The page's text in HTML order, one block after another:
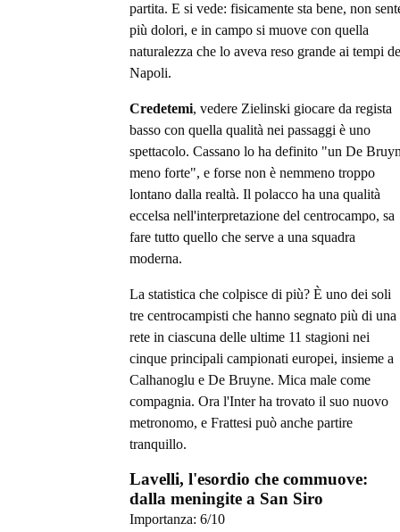
partita. E si vede: fisicamente sta bene, non
più dolori, e in campo si muove con quella
naturalezza che lo aveva reso grande ai tempi
Napoli.
Credetemi, vedere Zielinski giocare da regista
basso con quella qualità nei passaggi è uno
spettacolo. Cassano lo ha definito "un De
meno forte", e forse non è nemmeno troppo
lontano dalla realtà. Il polacco ha una qualità
eccelsa nell'interpretazione del centrocampo, sa
fare tutto quello che serve a una squadra
moderna.
La statistica che colpisce di più? È uno dei soli
tre centrocampisti che hanno segnato più di una
rete in ciascuna delle ultime 11 stagioni nei
cinque principali campionati europei, insieme a
Calhanoglu e De Bruyne. Mica male come
compagnia. Ora l'Inter ha trovato il suo nuovo
metronomo, e Frattesi può anche partire
tranquillo.
Lavelli, l'esordio che commuove:
dalla meningite a San Siro
Importanza: 6/10